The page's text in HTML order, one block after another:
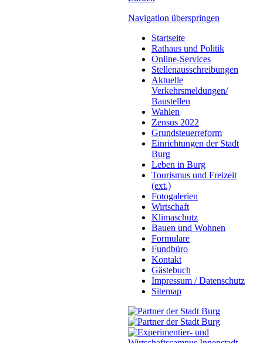
Navigation überspringen
Startseite
Rathaus und Politik
Online-Services
Stellenausschreibungen
Aktuelle
Verkehrsmeldungen/
Baustellen
Wahlen
Zensus 2022
Grundsteuerreform
Einrichtungen der Stadt
Burg
Leben in Burg
Tourismus und Freizeit
(ext.)
Fotogalerien
Wirtschaft
Klimaschutz
Bauen und Wohnen
Formulare
Fundbüro
Kontakt
Gästebuch
Impressum / Datenschutz
Sitemap